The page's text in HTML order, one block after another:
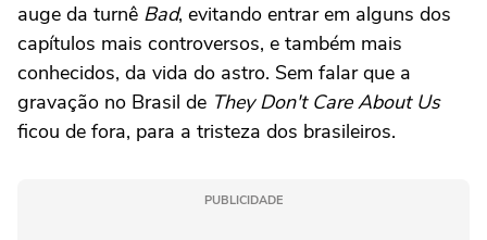
auge da turnê Bad, evitando entrar em alguns dos
capítulos mais controversos, e também mais
conhecidos, da vida do astro. Sem falar que a
gravação no Brasil de They Don't Care About Us
ficou de fora, para a tristeza dos brasileiros.
PUBLICIDADE